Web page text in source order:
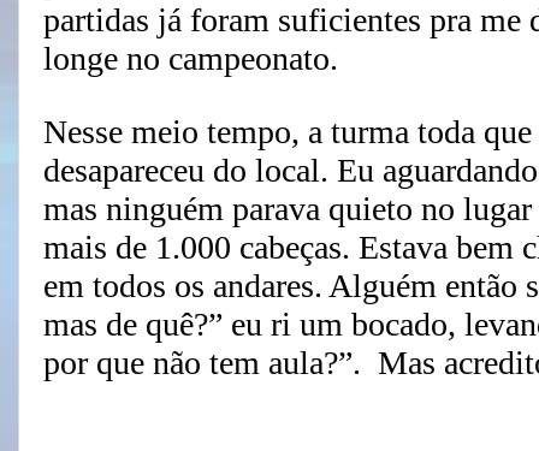
partidas já foram suficientes pra me
longe no campeonato.
Nesse meio tempo, a turma toda
desapareceu do local. Eu
mas ninguém parava quieto no
mais de 1.000 cabeças. Estava bem
em todos os andares. Alguém então
mas de quê?” eu ri um bocado,
por que não tem aula?”. Mas